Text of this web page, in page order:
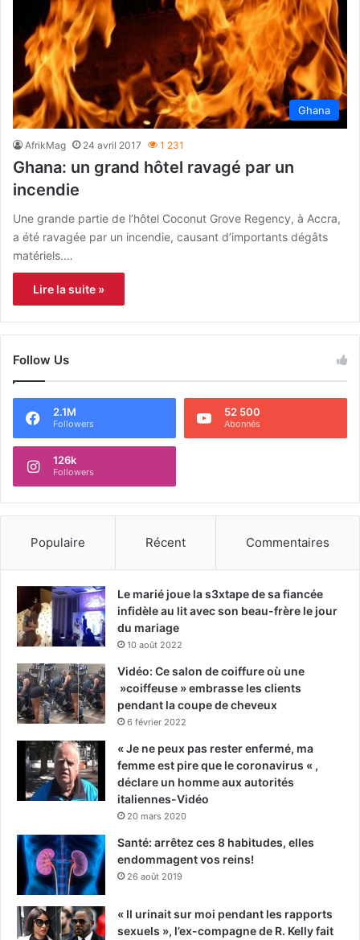
Ghana
AfrikMag 24 avril 2017 1 231
Ghana: un grand hôtel ravagé par un
incendie
Une grande partie de l’hôtel Coconut Grove Regency, à Accra,
a été ravagée par un incendie, causant d’importants dégâts
matériels.…
Lire la suite »
Follow Us
2.1M
Followers
52 500
Abonnés
126k
Followers
Populaire Récent Commentaires
Le marié joue la s3xtape de sa fiancée
infidèle au lit avec son beau-frère le jour
du mariage
10 août 2022
Vidéo: Ce salon de coiffure où une
»coiffeuse » embrasse les clients
pendant la coupe de cheveux
6 février 2022
« Je ne peux pas rester enfermé, ma
femme est pire que le coronavirus « ,
déclare un homme aux autorités
italiennes-Vidéo
20 mars 2020
Santé: arrêtez ces 8 habitudes, elles
endommagent vos reins!
26 août 2019
« Il urinait sur moi pendant les rapports
sexuels », l’ex-compagne de R. Kelly fait